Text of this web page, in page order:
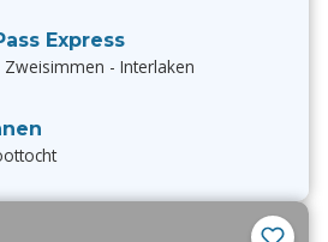
Express
- Interlaken